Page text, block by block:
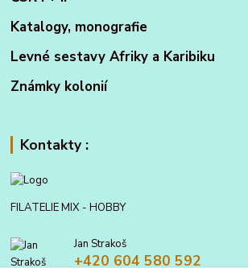
Katalogy, monografie
Levné sestavy Afriky a Karibiku
Známky kolonií
Kontakty :
FILATELIE MIX - HOBBY
Jan Strakoš
+420 604 580 592